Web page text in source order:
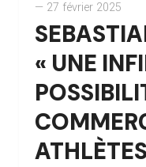
— 27 février 2025
« UNE
ATHLÈTES